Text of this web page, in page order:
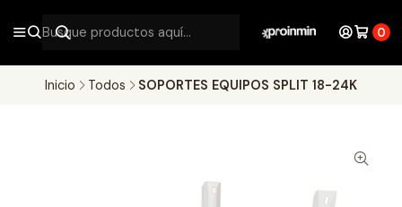
0
Inicio Todos SOPORTES EQUIPOS SPLIT 18-24K